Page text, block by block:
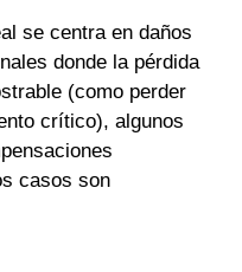
se centra en daños
donde la pérdida
(como perder
crítico), algunos
casos son